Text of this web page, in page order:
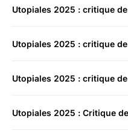
Utopiales 2025 : critique
Utopiales 2025 : critique
Utopiales 2025 : critique
Utopiales 2025 : Critique